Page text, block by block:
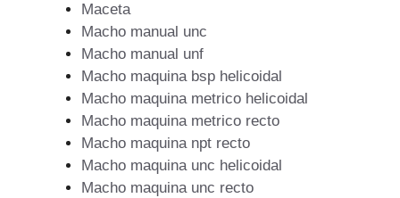
Maceta
Macho manual unc
Macho manual unf
Macho maquina bsp helicoidal
Macho maquina metrico helicoidal
Macho maquina metrico recto
Macho maquina npt recto
Macho maquina unc helicoidal
Macho maquina unc recto